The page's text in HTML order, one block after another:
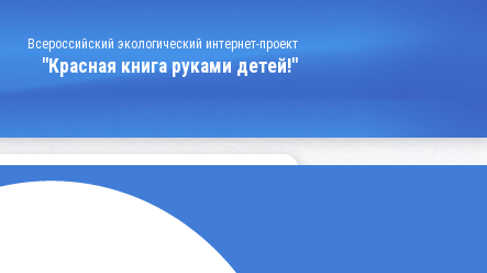
Всероссийский экологический интернет-проект
"Красная книга руками детей!"